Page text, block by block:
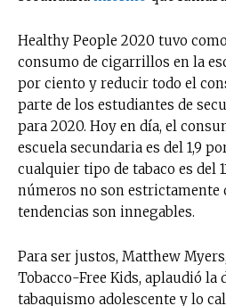
Healthy People 2020 tuvo
consumo de cigarrillos en la
por ciento y reducir todo el
parte de los estudiantes de
para 2020. Hoy en día, el
escuela secundaria es del 1,9
cualquier tipo de tabaco es del
números no son estrictamente
tendencias son innegables.
Para ser justos, Matthew
Tobacco-Free Kids, aplaudió la
tabaquismo adolescente y lo